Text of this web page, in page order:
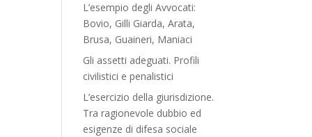
L’esempio degli Avvocati:
Bovio, Gilli Giarda, Arata,
Brusa, Guaineri, Maniaci
Gli assetti adeguati. Profili
civilistici e penalistici
L’esercizio della giurisdizione.
Tra ragionevole dubbio ed
esigenze di difesa sociale